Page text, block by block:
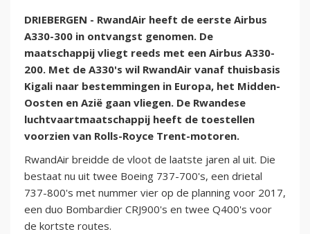
DRIEBERGEN - RwandAir heeft de eerste Airbus
A330-300 in ontvangst genomen. De
maatschappij vliegt reeds met een Airbus A330-
200. Met de A330's wil RwandAir vanaf thuisbasis
Kigali naar bestemmingen in Europa, het Midden-
Oosten en Azië gaan vliegen. De Rwandese
luchtvaartmaatschappij heeft de toestellen
voorzien van Rolls-Royce Trent-motoren.
RwandAir breidde de vloot de laatste jaren al uit. Die
bestaat nu uit twee Boeing 737-700's, een drietal
737-800's met nummer vier op de planning voor 2017,
een duo Bombardier CRJ900's en twee Q400's voor
de kortste routes.